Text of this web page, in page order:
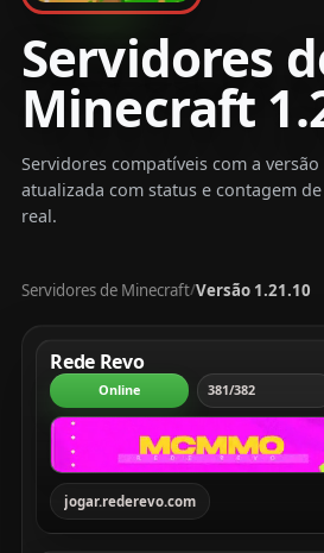
Login
Crie seu servidor
Servidores
Minecraft
Servidores compatíveis com a versão
atualizada com status e contagem
real.
Servidores de Minecraft/Versão 1.21.10
Tabela com servidores
jogar.rederevo.com
Rede Revo
Online 381/382